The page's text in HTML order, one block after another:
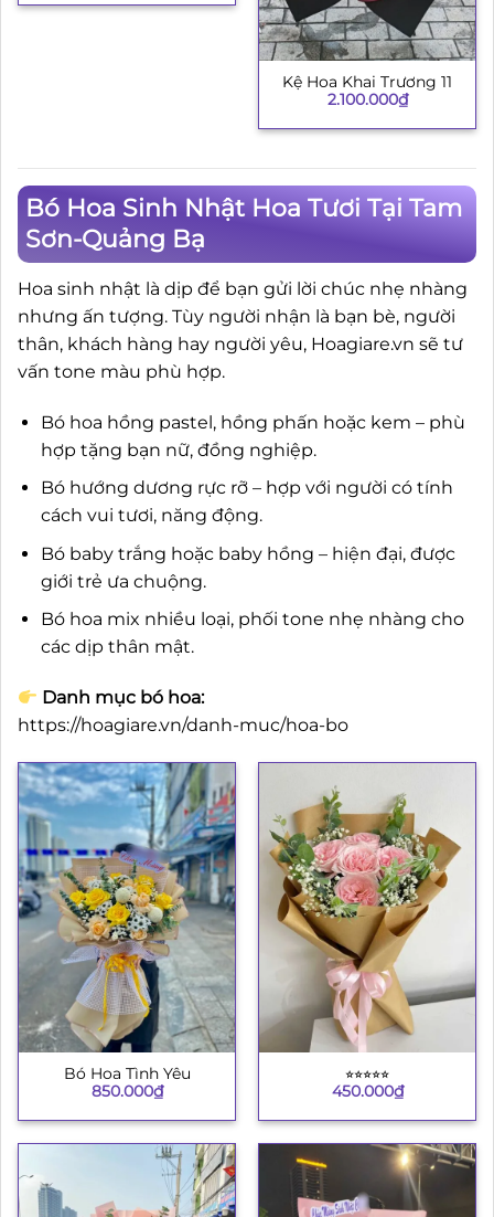
Kệ Hoa Khai Trương 11
2.100.000₫
Bó Hoa Sinh Nhật Hoa Tươi Tại Tam
Sơn-Quảng Bạ
Hoa sinh nhật là dịp để bạn gửi lời chúc nhẹ nhàng
nhưng ấn tượng. Tùy người nhận là bạn bè, người
thân, khách hàng hay người yêu, Hoagiare.vn sẽ tư
vấn tone màu phù hợp.
Bó hoa hồng pastel, hồng phấn hoặc kem – phù
hợp tặng bạn nữ, đồng nghiệp.
Bó hướng dương rực rỡ – hợp với người có tính
cách vui tươi, năng động.
Bó baby trắng hoặc baby hồng – hiện đại, được
giới trẻ ưa chuộng.
Bó hoa mix nhiều loại, phối tone nhẹ nhàng cho
các dịp thân mật.
Danh mục bó hoa:
https://hoagiare.vn/danh-muc/hoa-bo
Bó Hoa Tình Yêu
850.000₫
⭐︎⭐︎⭐︎⭐︎⭐︎
450.000₫